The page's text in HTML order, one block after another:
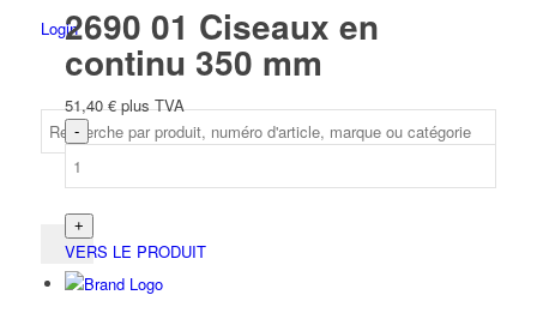
Login2690 01 Ciseaux en
continu 350 mm
51,40€ plus TVA
VERS LE PRODUIT